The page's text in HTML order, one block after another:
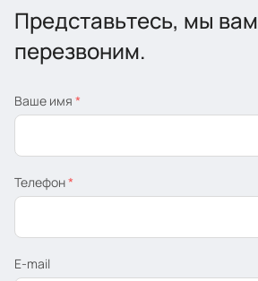
Представьтесь, мы вам
перезвоним.
Ваше имя *
Телефон*
E-mail